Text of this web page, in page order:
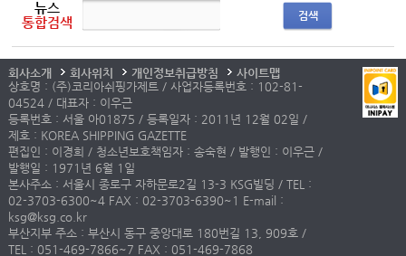
뉴스
통합검색
검색
회사소개 회사위치 개인정보취급방침
사이트맵
상호명 : (주)코리아쉬핑가제트 / 사업자등록번호 : 102-81-
04524 / 대표자 : 이우근
등록번호 : 서울 아01875 / 등록일자 : 2011년 12월 02일 /
제호 : KOREA SHIPPING GAZETTE
편집인 : 이경희 / 청소년보호책임자 : 송숙현 / 발행인 : 이우근 /
발행일 : 1971년 6월 1일
본사주소 : 서울시 종로구 자하문로2길 13-3 KSG빌딩 / TEL :
02-3703-6300~4 FAX : 02-3703-6390~1 E-mail :
ksg@ksg.co.kr
부산지부 주소 : 부산시 동구 중앙대로 180번길 13, 909호 /
TEL : 051-469-7866~7 FAX : 051-469-7868